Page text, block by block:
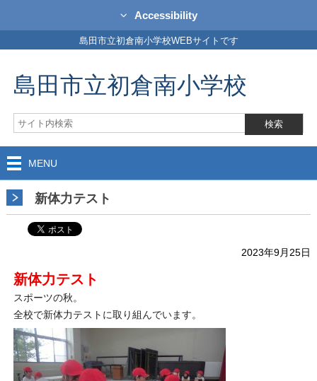
Accessibility
島田市立初倉南小学校WEBサイトです
島田市立初倉南小学校
MENU
新体力テスト
2023年9月25日
新体力テスト
スポーツの秋。
全校で新体力テストに取り組んでいます。